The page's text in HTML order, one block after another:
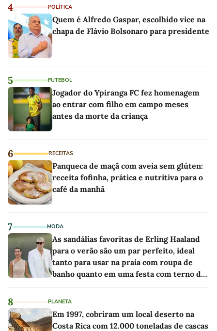
4 POLÍTICA
Quem é Alfredo Gaspar, escolhido vice na
chapa de Flávio Bolsonaro para presidente
5 FUTEBOL
Jogador do Ypiranga FC fez homenagem
ao entrar com filho em campo meses
antes da morte da criança
6 RECEITAS
Panqueca de maçã com aveia sem glúten:
receita fofinha, prática e nutritiva para o
café da manhã
7 MODA
As sandálias favoritas de Erling Haaland
para o verão são um par perfeito, ideal
tanto para usar na praia com roupa de
banho quanto em uma festa com terno de
8 PLANETA
Em 1997, cobriram um local deserto na
Costa Rica com 12.000 toneladas de cascas